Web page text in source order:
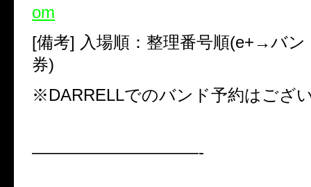
om
[備考] 入場順：整理番号順(e+→バン
券)
※DARRELLでのバンド予約はござ
——————————-